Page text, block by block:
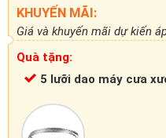
KHUYẾN MÃI:
Giá và khuyến mãi dự kiến
Quà tặng:
5 lưỡi dao máy cưa